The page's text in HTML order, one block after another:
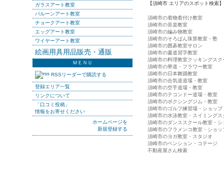
【須崎市 エリアのスポット検索】
須崎市の着物着付け教室
須崎市の音楽教室
須崎市の編み物教室
須崎市のそろばん珠算教室・塾
須崎市の囲碁教室サロン
須崎市の書道習字教室
須崎市の料理教室クッキングスク
須崎市の華道・フラワー教室
須崎市の日本舞踊教室
須崎市の合気道道場・教室
須崎市の空手道場・教室
須崎市のテコンドー道場・教室
須崎市のボクシングジム・教室
須崎市のゴルフ練習場・ショップ
須崎市の水泳教室・スイミングス
須崎市のダンススクール教室・シ
須崎市のフラメンコ教室・ショッ
須崎市のヨガ教室・スタジオ
須崎市のペンション・コテージ
不動産屋さん検索
ガラスアート教室
バルーンアート教室
チョークアート教室
エッグアート教室
ワイヤーアート教室
絵画用具用品販売・通販
ＭＥＮＵ
RSSリーダーで購読する
登録エリア一覧
リンクについて
「口コミ投稿」
情報をお寄せください
ホームページを
新規登録する